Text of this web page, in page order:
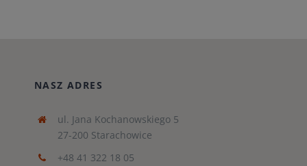
NASZ ADRES
ul. Jana Kochanowskiego 5
27-200 Starachowice
+48 41 322 18 05